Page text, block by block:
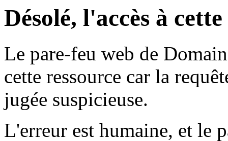
Désolé, l'accès à
Le pare-feu web de
cette ressource car la
jugée suspicieuse.
L'erreur est humaine, et le